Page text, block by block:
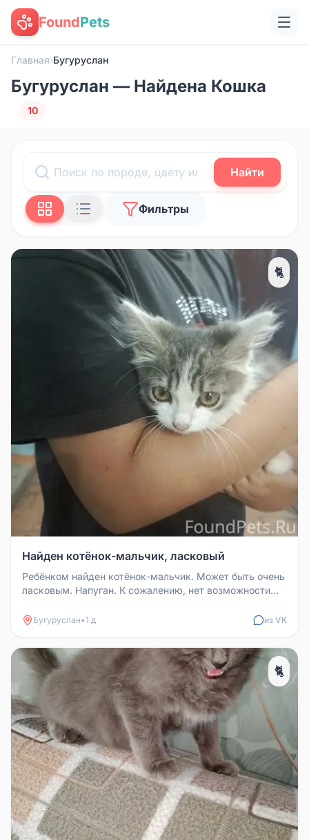
FoundPets
Главная›Бугуруслан
Бугуруслан — Найдена Кошка
10
Найти
Фильтры
🐈
Найден котёнок-мальчик, ласковый
Ребёнком найден котёнок-мальчик. Может быть очень
ласковым. Напуган. К сожалению, нет возможности
Бугуруслан•1 д из VK
🐈